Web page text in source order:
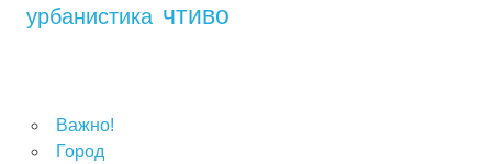
урбанистика чтиво
Важно!
Город